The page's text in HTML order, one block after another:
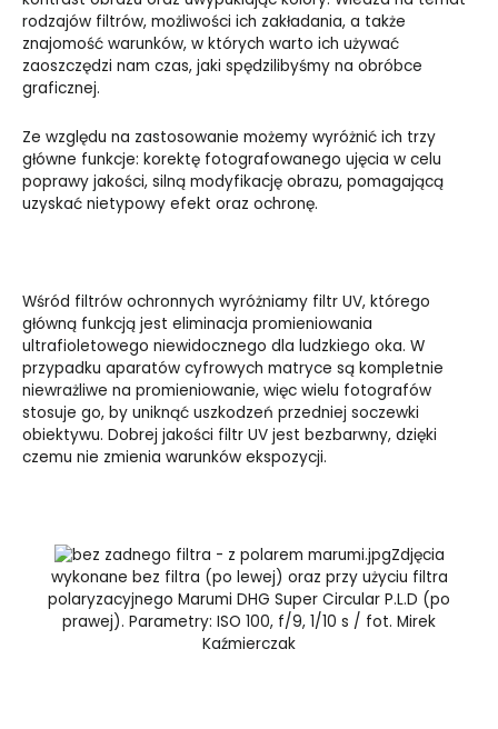
rodzajów filtrów, możliwości ich zakładania, a także
znajomość warunków, w których warto ich używać
zaoszczędzi nam czas, jaki spędzilibyśmy na obróbce
graficznej.
Ze względu na zastosowanie możemy wyróżnić ich trzy
główne funkcje: korektę fotografowanego ujęcia w celu
poprawy jakości, silną modyfikację obrazu, pomagającą
uzyskać nietypowy efekt oraz ochronę.
Wśród filtrów ochronnych wyróżniamy filtr UV, którego
główną funkcją jest eliminacja promieniowania
ultrafioletowego niewidocznego dla ludzkiego oka. W
przypadku aparatów cyfrowych matryce są kompletnie
niewrażliwe na promieniowanie, więc wielu fotografów
stosuje go, by uniknąć uszkodzeń przedniej soczewki
obiektywu. Dobrej jakości filtr UV jest bezbarwny, dzięki
czemu nie zmienia warunków ekspozycji.
Zdjęcia
wykonane bez filtra (po lewej) oraz przy użyciu filtra
polaryzacyjnego Marumi DHG Super Circular P.L.D (po
prawej). Parametry: ISO 100, f/9, 1/10 s / fot. Mirek
Kaźmierczak